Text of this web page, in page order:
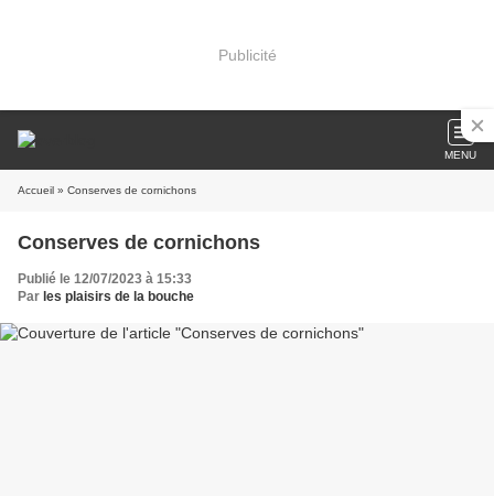
Publicité
MENU
Accueil » Conserves de cornichons
Conserves de cornichons
Publié le 12/07/2023 à 15:33
Par les plaisirs de la bouche